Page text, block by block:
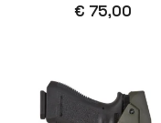
€ 75,00